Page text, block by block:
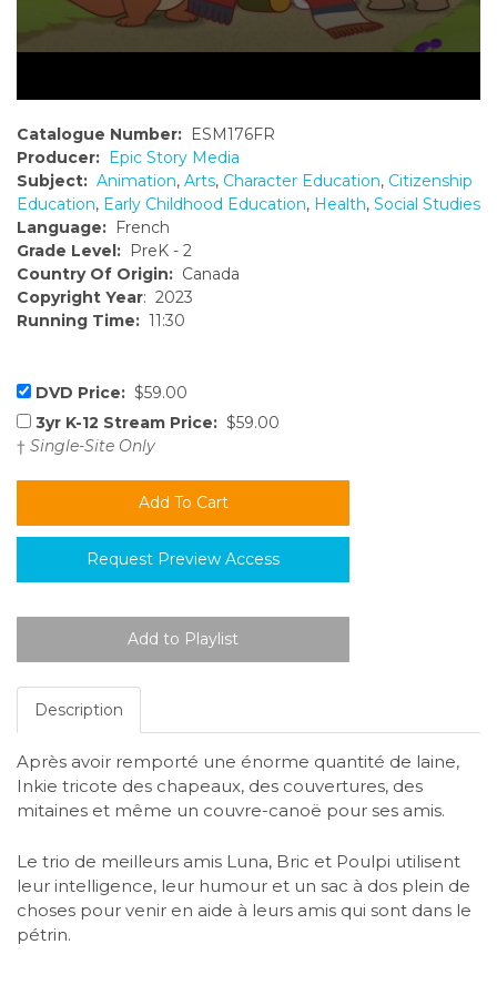
Catalogue Number: ESM176FR
Producer: Epic Story Media
Subject: Animation, Arts, Character Education, Citizenship
Education, Early Childhood Education, Health, Social Studies
Language: French
Grade Level: PreK - 2
Country Of Origin: Canada
Copyright Year: 2023
Running Time: 11:30
DVD Price: $59.00
3yr K-12 Stream Price: $59.00
† Single-Site Only
Request Preview Access
Description
Après avoir remporté une énorme quantité de laine,
Inkie tricote des chapeaux, des couvertures, des
mitaines et même un couvre-canoë pour ses amis.
Le trio de meilleurs amis Luna, Bric et Poulpi utilisent
leur intelligence, leur humour et un sac à dos plein de
choses pour venir en aide à leurs amis qui sont dans le
pétrin.